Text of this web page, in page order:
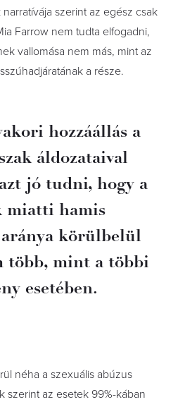
szerint az egész csak
Farrow nem tudta elfogadni,
vallomása nem más, mint az
a része.
hozzáállás a
áldozataival
jó tudni, hogy a
miatti hamis
körülbelül
több, mint a többi
esetében.
néha a szexuális abúzus
szerint az esetek 99%-kában